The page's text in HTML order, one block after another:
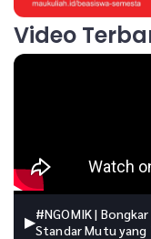
Video
▶#NGOMIK | Bongkar
Standar Mutu yang